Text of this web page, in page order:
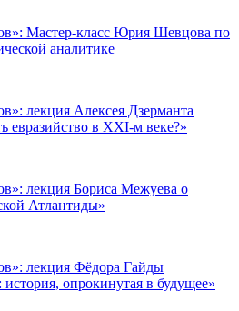
Мастер-класс Юрия Шевцова по
аналитике
лекция Алексея Дзерманта
евразийство в XXI-м веке?»
лекция Бориса Межуева о
Атлантиды»
лекция Фёдора Гайды
опрокинутая в будущее»